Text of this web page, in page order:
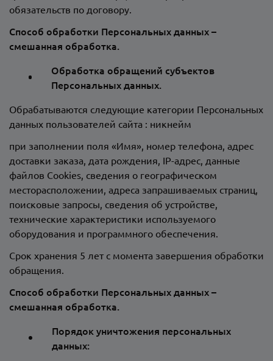
обязательств по договору.
Способ обработки Персональных данных –
смешанная обработка.
Обработка обращений субъектов
Персональных данных.
Обрабатываются следующие категории Персональных
данных пользователей сайта : никнейм
при заполнении поля «Имя», номер телефона, адрес
доставки заказа, дата рождения, IP-адрес, данные
файлов Сookies, сведения о географическом
месторасположении, адреса запрашиваемых страниц,
поисковые запросы, сведения об устройстве,
технические характеристики используемого
оборудования и программного обеспечения.
Срок хранения 5 лет с момента завершения обработки
обращения.
Способ обработки Персональных данных –
смешанная обработка.
Порядок уничтожения персональных
данных: